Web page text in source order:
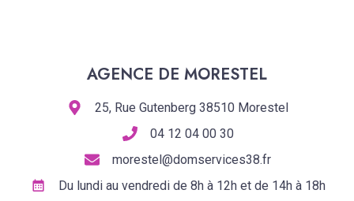
AGENCE DE MORESTEL
25, Rue Gutenberg 38510 Morestel
04 12 04 00 30
morestel@domservices38.fr
Du lundi au vendredi de 8h à 12h et de 14h à 18h